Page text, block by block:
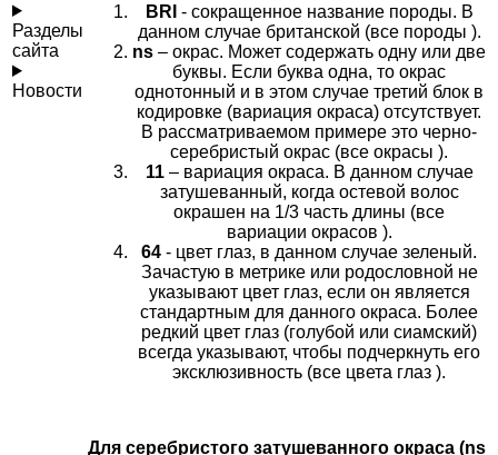
Разделы
сайта
Новости
BRI - сокращенное название породы. В
данном случае британской (все породы ).
ns – окрас. Может содержать одну или две
буквы. Если буква одна, то окрас
однотонный и в этом случае третий блок в
кодировке (вариация окраса) отсутствует.
В рассматриваемом примере это черно-
серебристый окрас (все окрасы ).
11– вариация окраса. В данном случае
затушеванный, когда остевой волос
окрашен на 1/3 часть длины (все
вариации окрасов ).
64 - цвет глаз, в данном случае зеленый.
Зачастую в метрике или родословной не
указывают цвет глаз, если он является
стандартным для данного окраса. Более
редкий цвет глаз (голубой или сиамский)
всегда указывают, чтобы подчеркнуть его
эксклюзивность (все цвета глаз ).
Для серебристого затушеванного окраса (ns